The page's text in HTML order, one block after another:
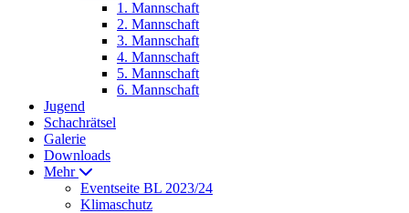
1. Mannschaft
2. Mannschaft
3. Mannschaft
4. Mannschaft
5. Mannschaft
6. Mannschaft
Jugend
Schachrätsel
Galerie
Downloads
Mehr
Eventseite BL 2023/24
Klimaschutz